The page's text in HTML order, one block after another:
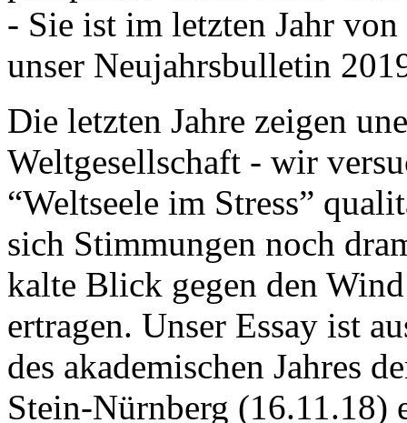
- Sie ist im letzten Jahr
unser Neujahrsbulletin
Die letzten Jahre zeigen
Weltgesellschaft - wir
“Weltseele im Stress”
sich Stimmungen noch
kalte Blick gegen den
ertragen. Unser Essay ist
des akademischen Jahres
Stein-Nürnberg (16.11.18)